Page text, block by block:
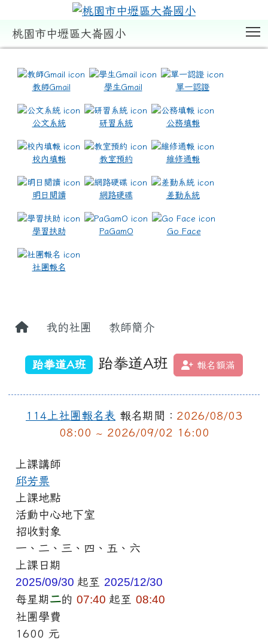
桃園市中壢區大崙國小
教師Gmail 學生Gmail 單一認證
公文系統 研習系統 公務填報
校內填報 教室預約 維修通報
明日閱讀 網路硬碟 差勤系統
學習扶助 PaGamO Go Face
社團報名
我的社團 教師簡介
跆拳道A班 跆拳道A班 報名額滿
114上社團報名表 報名期間： 2026/08/03
08:00 ~ 2026/09/02 16:00
上課講師
邱芳票
上課地點
活動中心地下室
招收對象
一、二、三、四、五、六
上課日期
2025/09/30 起至 2025/12/30
每星期 二的 07:40 起至 08:40
社團學費
1600 元